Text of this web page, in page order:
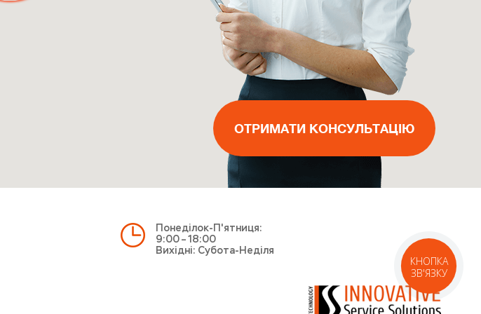
ОТРИМАТИ КОНСУЛЬТАЦІЮ
ВИКЛИКАТИ КУР'ЄРА
ВИКЛИКАТИ МАЙСТРА
ОТРИМАТИ КОНСУЛЬТАЦІЮ
ОТРИМАТИ КОНСУЛЬТАЦІЮ
Понеділок-П'ятниця:
9:00 – 18:00
Вихідні: Субота-Неділя
КНОПКА
ЗВ'ЯЗКУ